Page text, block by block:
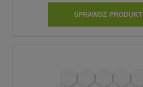
SPRAWDŹ PRODUKT